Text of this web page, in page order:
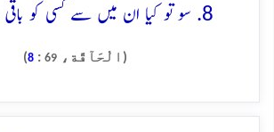
8. سو تُو کیا ان میں سے کسی کو باقی دیکھتا ہے
(الْحَآقَّة،69
:
8
)